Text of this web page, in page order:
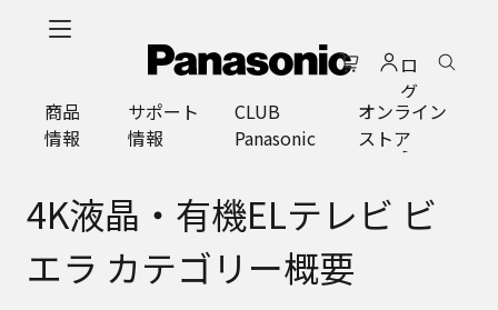
ロ
グ
イ
ン
商品
情報
サポート
情報
CLUB
Panasonic
オンライン
ストア
4K液晶・有機ELテレビ ビ
エラ カテゴリー概要